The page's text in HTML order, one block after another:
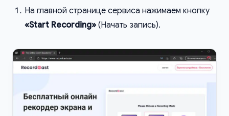
На главной странице сервиса нажимаем кнопку
«Start Recording» (Начать запись).